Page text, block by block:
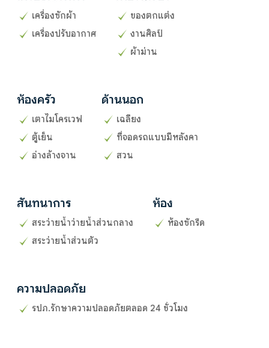
เครื่องซักผ้า
เครื่องปรับอากาศ
ของตกแต่ง
งานศิลป์
ผ้าม่าน
ห้องครัว
เตาไมโครเวฟ
ตู้เย็น
อ่างล้างจาน
ด้านนอก
เฉลียง
ที่จอดรถแบบมีหลังคา
สวน
สันทนาการ
สระว่ายน้ำว่ายน้ำส่วนกลาง
สระว่ายน้ำส่วนตัว
ห้อง
ห้องซักรีด
ความปลอดภัย
รปภ.รักษาความปลอดภัยตลอด 24 ชั่วโมง